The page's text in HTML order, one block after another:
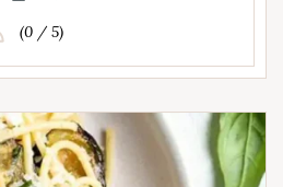
(0 / 5)